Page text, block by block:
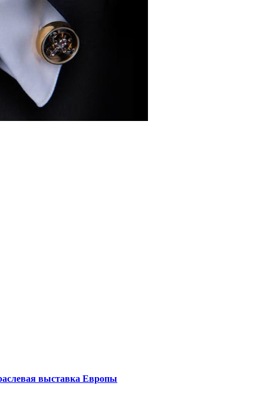
выставка Европы